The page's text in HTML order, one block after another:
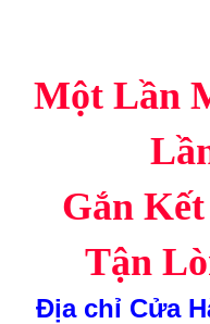
Một Lần
Gắn
Tận
Địa chỉ Cửa